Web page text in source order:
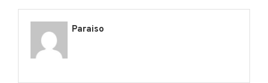
Paraiso